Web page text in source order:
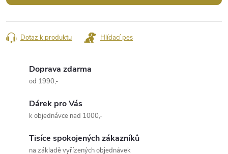
Dotaz k produktu Hlídací pes
Doprava zdarma
od 1990,-
Dárek pro Vás
k objednávce nad 1000,-
Tisíce spokojených zákazníků
na základě vyřízených objednávek